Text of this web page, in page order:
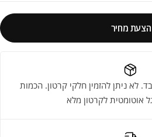
הצעת מחיר
לא ניתן להזמין חלקי קרטון. הכמות
אוטומטית לקרטון מלא